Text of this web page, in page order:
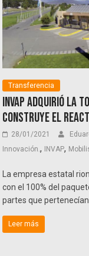
Transferencia
INVAP adquirió la
construye el
28/01/2021
Innovación., INVAP,
La empresa estatal
con el 100% del
partes que
Leer más